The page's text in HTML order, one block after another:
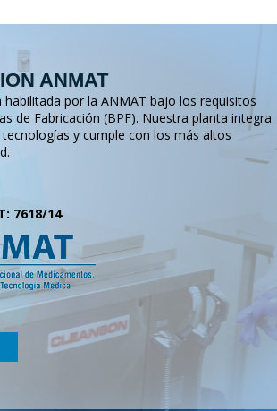
ANMAT
por la ANMAT bajo los requisitos
de Fabricación (BPF). Nuestra planta integra
y cumple con los más altos
7618/14